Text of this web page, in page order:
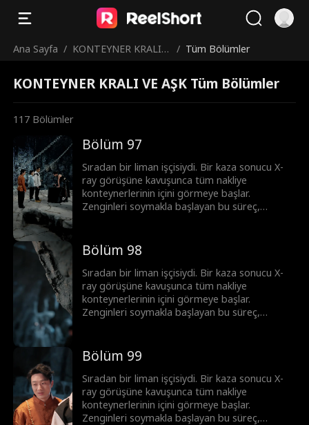
Ana Sayfa / KONTEYNER KRALI V
/ Tüm Bölümler
KONTEYNER KRALI VE AŞK Tüm Bölümler
117 Bölümler
Bölüm 97
Sıradan bir liman işçisiydi. Bir kaza sonucu X-
ray görüşüne kavuşunca tüm nakliye
konteynerlerinin içini görmeye başlar.
Zenginleri soymakla başlayan bu süreç,
imparatorluğunu adım adım inşa ediyor. Bu
sadece şans değil; üstün görüş yeteneği ve
cesaretle yazılmış, sıfırdan zirveye uzanan bir
başarı öyküsü.
Bölüm 98
Sıradan bir liman işçisiydi. Bir kaza sonucu X-
ray görüşüne kavuşunca tüm nakliye
konteynerlerinin içini görmeye başlar.
Zenginleri soymakla başlayan bu süreç,
imparatorluğunu adım adım inşa ediyor. Bu
sadece şans değil; üstün görüş yeteneği ve
cesaretle yazılmış, sıfırdan zirveye uzanan bir
başarı öyküsü.
Bölüm 99
Sıradan bir liman işçisiydi. Bir kaza sonucu X-
ray görüşüne kavuşunca tüm nakliye
konteynerlerinin içini görmeye başlar.
Zenginleri soymakla başlayan bu süreç,